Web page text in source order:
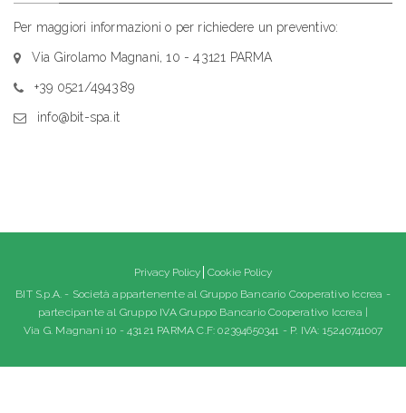
Per maggiori informazioni o per richiedere un preventivo:
Via Girolamo Magnani, 10 - 43121 PARMA
+39 0521/494389
info@bit-spa.it
Privacy Policy Cookie Policy
BIT S.p.A. - Società appartenente al Gruppo Bancario Cooperativo Iccrea -
partecipante al Gruppo IVA Gruppo Bancario Cooperativo Iccrea |
Via G. Magnani 10 - 43121 PARMA C.F: 02394650341 - P. IVA: 15240741007